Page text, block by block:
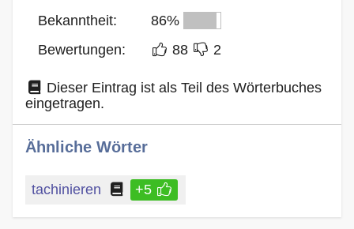
Bekanntheit:
86%
Bewertungen:
88 2
Dieser Eintrag ist als Teil des Wörterbuches
eingetragen.
Ähnliche Wörter
tachinieren +5